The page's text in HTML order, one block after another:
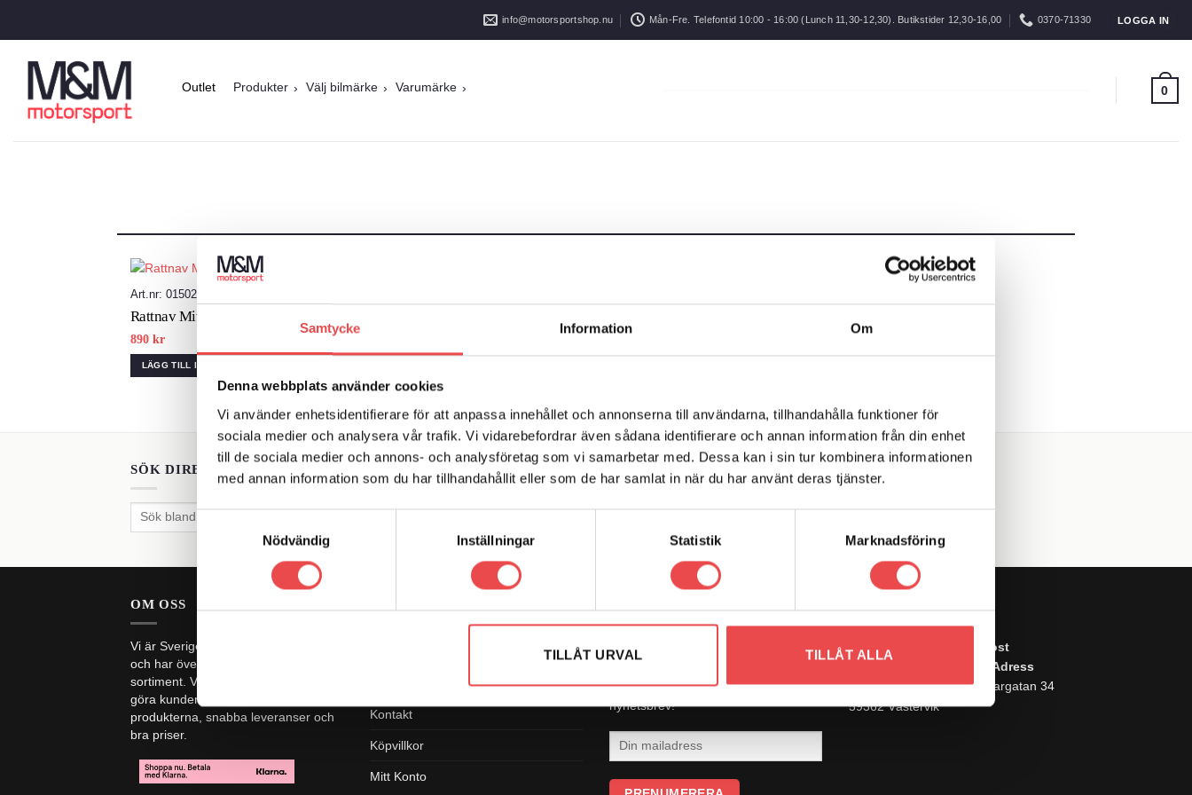
Samtycke Information Om
Denna webbplats använder cookies
Vi använder enhetsidentifierare för att anpassa innehållet och annonserna till användarna, tillhandahålla funktioner för
sociala medier och analysera vår trafik. Vi vidarebefordrar även sådana identifierare och annan information från din enhet
till de sociala medier och annons- och analysföretag som vi samarbetar med. Dessa kan i sin tur kombinera informationen
med annan information som du har tillhandahållit eller som de har samlat in när du har använt deras tjänster.
Nödvändig
Inställningar Statistik Marknadsföring
TILLÅT URVAL TILLÅT ALLA
info@motorsportshop.nu Mån-Fre. Telefontid 10:00 - 16:00 (Lunch 11,30-12,30). Butikstider 12,30-16,00 0370-71330 LOGGA IN
Outlet Produkter Välj bilmärke Varumärke 0
Art.nr: 01502105
Rattnav Mitsubishi Colt Mirage mfl
890 kr
LÄGG TILL I VARUKORG
SÖK DIREKT PÅ SAJTEN
Sök
VARUMÄRKEN
OM OSS
Vi är Sveriges största butik på Sparco
och har över 20 000 produkter i vårat
sortiment. Vi strävar alltid efter att
göra kunden nöjd genom kunskap om
produkterna, snabba leveranser och
bra priser.
Kontakt
Köpvillkor
Mitt Konto
NYHETERNA
mycket mer - ta del av vårt
nyhetsbrev!
Telefon
E-post
Adress
M&M Motorsport ABLunnargatan 34
59362 Västervik